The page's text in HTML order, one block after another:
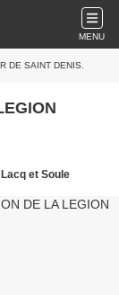
MENU
DE SAINT DENIS.
et Soule